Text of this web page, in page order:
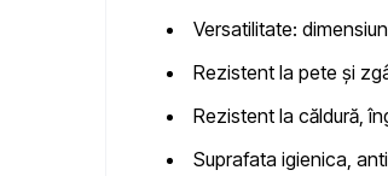
Versatilitate:
Rezistent la pete și
Rezistent la căldură,
Suprafata igienica,